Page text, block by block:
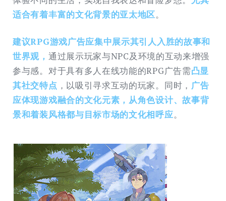
适合有着丰富的文化背景的亚太地区。
建议RPG游戏广告应集中展示其引人入胜的故事和
世界观， 通过展示玩家与NPC及环境的互动来增强
参与感。对于具有多人在线功能的RPG广告需凸显
其社交特点 ，以吸引寻求互动的玩家。同时， 广告
应体现游戏融合的文化元素，从角色设计、故事背
景和着装风格都与目标市场的文化相呼应。